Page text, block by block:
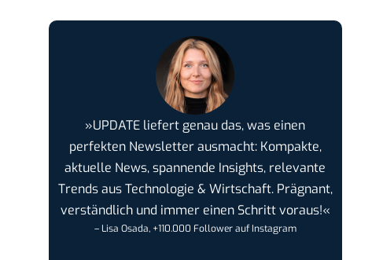
»UPDATE liefert genau das, was einen
perfekten Newsletter ausmacht: Kompakte,
aktuelle News, spannende Insights, relevante
Trends aus Technologie & Wirtschaft. Prägnant,
verständlich und immer einen Schritt voraus!«
– Lisa Osada, +110.000 Follower auf Instagram